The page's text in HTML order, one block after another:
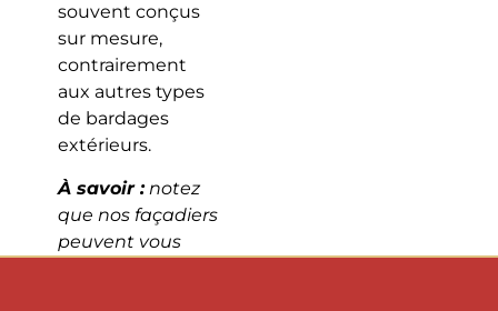
souvent conçus
sur mesure,
contrairement
aux autres types
de bardages
extérieurs.
À savoir :notez
que nos façadiers
peuvent vous